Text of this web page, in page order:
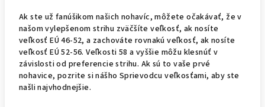
Ak ste už fanúšikom našich nohavíc, môžete očakávať, že v
našom vylepšenom strihu zväčšíte veľkosť, ak nosíte
veľkosť EÚ 46-52, a zachováte rovnakú veľkosť, ak nosíte
veľkosť EÚ 52-56. Veľkosti 58 a vyššie môžu klesnúť v
závislosti od preferencie strihu. Ak sú to vaše prvé
nohavice, pozrite si nášho Sprievodcu veľkosťami, aby ste
našli najvhodnejšie.